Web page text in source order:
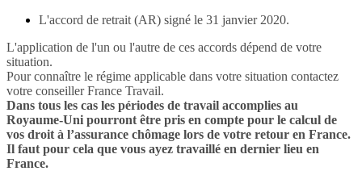
L'accord de retrait (AR) signé le 31 janvier 2020.
L'application de l'un ou l'autre de ces accords dépend de votre
situation.
Pour connaître le régime applicable dans votre situation contactez
votre conseiller France Travail.
Dans tous les cas les périodes de travail accomplies au
Royaume-Uni pourront être pris en compte pour le calcul de
vos droit à l’assurance chômage lors de votre retour en France.
Il faut pour cela que vous ayez travaillé en dernier lieu en
France.